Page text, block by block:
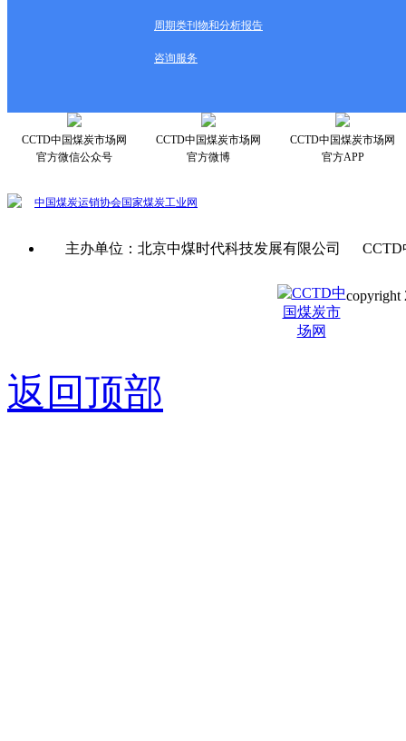
周期类刊物和分析报告
咨询服务
CCTD中国煤炭市场网
官方微信公众号
CCTD中国煤炭市场网
官方微博
CCTD中国煤炭市场网
官方APP
中国煤炭运销协会国家煤炭工业网
主办单位：北京中煤时代科技发展有限公司
copyright
返回顶部